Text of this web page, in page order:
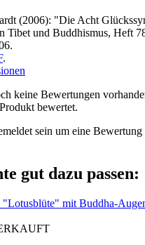
(2006): "Die Acht
Tibet und Buddhismus, Heft
.
keine Bewertungen
bewertet.
sein um eine
gut dazu passen: